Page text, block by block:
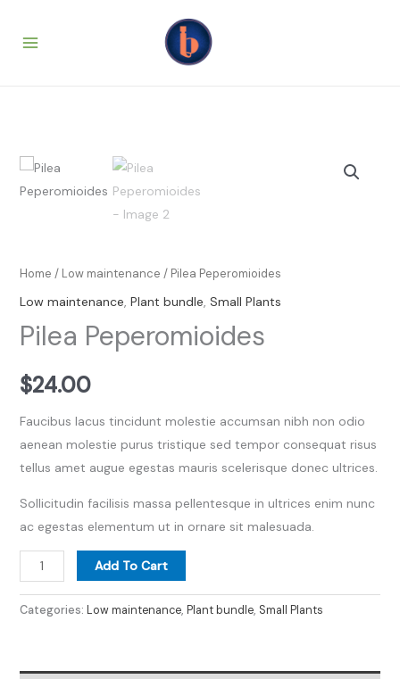
Home / Low maintenance / Pilea Peperomioides
Low maintenance, Plant bundle, Small Plants
Pilea Peperomioides
$24.00
Faucibus lacus tincidunt molestie accumsan nibh non odio
aenean molestie purus tristique sed tempor consequat risus
tellus amet augue egestas mauris scelerisque donec ultrices.
Sollicitudin facilisis massa pellentesque in ultrices enim nunc
ac egestas elementum ut in ornare sit malesuada.
Pilea
Peperomioides
quantity
Add To Cart
Categories: Low maintenance, Plant bundle, Small Plants